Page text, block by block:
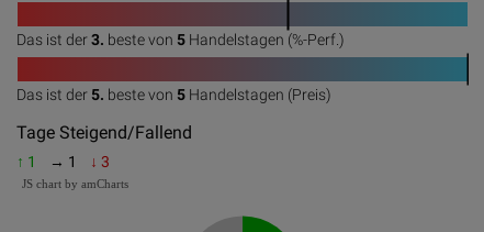
60 100
Das ist der3. beste von 5 Handelstagen (%-Perf.)
60
Das ist der 5. beste von 5 Handelstagen (Preis)
Tage Steigend/Fallend
↑ 1 → 1 ↓ 3
JS chart by amCharts